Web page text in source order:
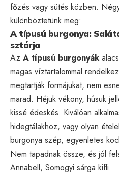
főzés vagy sütés közben.
különböztetünk meg:
A típusú burgonya:
sztárja
Az A típusú burgonyák
magas víztartalommal
megtartják formájukat, nem
marad. Héjuk vékony, húsuk
kissé édeskés. Kiválóan
hidegtálakhoz, vagy olyan
burgonya szép, egyenletes
Nem tapadnak össze, és jól
Annabell, Somogyi sárga kifli.